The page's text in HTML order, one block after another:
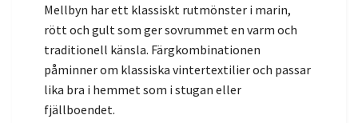
Mellbyn har ett klassiskt rutmönster i marin,
rött och gult som ger sovrummet en varm och
traditionell känsla. Färgkombinationen
påminner om klassiska vintertextilier och passar
lika bra i hemmet som i stugan eller
fjällboendet.